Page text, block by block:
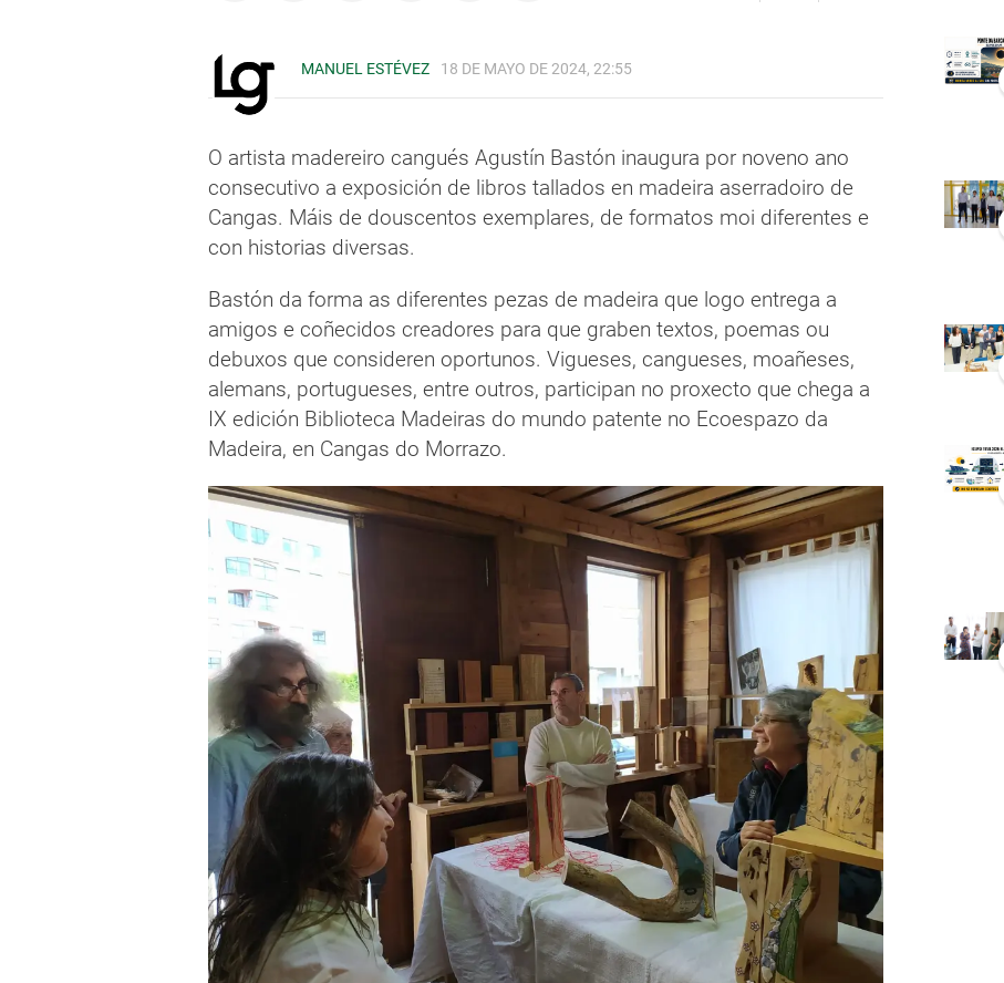
MANUEL ESTÉVEZ 18 DE MAYO DE 2024, 22:55
O artista madereiro cangués Agustín Bastón inaugura por noveno ano
consecutivo a exposición de libros tallados en madeira aserradoiro de
Cangas. Máis de douscentos exemplares, de formatos moi diferentes e
con historias diversas.
Bastón da forma as diferentes pezas de madeira que logo entrega a
amigos e coñecidos creadores para que graben textos, poemas ou
debuxos que consideren oportunos. Vigueses, cangueses, moañeses,
alemans, portugueses, entre outros, participan no proxecto que chega a
IX edición Biblioteca Madeiras do mundo patente no Ecoespazo da
Madeira, en Cangas do Morrazo.